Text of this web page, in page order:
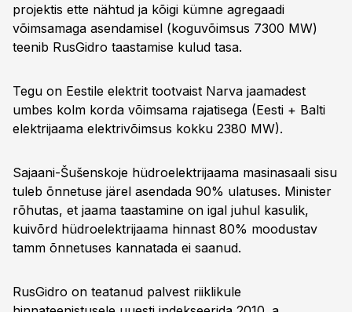
projektis ette nähtud ja kõigi kümne agregaadi
võimsamaga asendamisel (koguvõimsus 7300 MW)
teenib RusGidro taastamise kulud tasa.
Tegu on Eestile elektrit tootvaist Narva jaamadest
umbes kolm korda võimsama rajatisega (Eesti + Balti
elektrijaama elektrivõimsus kokku 2380 MW).
Sajaani-Šušenskoje hüdroelektrijaama masinasaali sisu
tuleb õnnetuse järel asendada 90% ulatuses. Minister
rõhutas, et jaama taastamine on igal juhul kasulik,
kuivõrd hüdroelektrijaama hinnast 80% moodustav
tamm õnnetuses kannatada ei saanud.
RusGidro on teatanud palvest riiklikule